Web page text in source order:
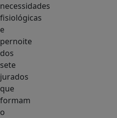
necessidades
fisiológicas
e
pernoite
dos
sete
jurados
que
formam
o